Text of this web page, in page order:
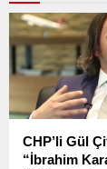
CHP’li Gül
“İbrahim